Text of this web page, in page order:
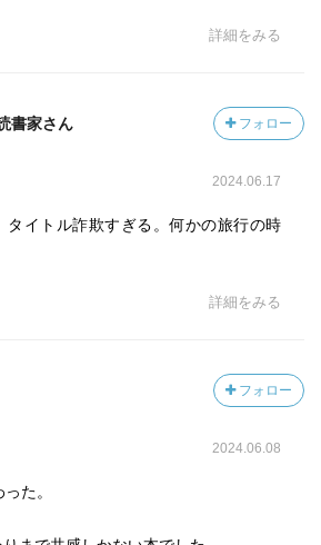
にも絵をかくひとがいるなんてこと、
くのなら、あたしにもわかるけど」
るんでしょ」とジーニアは言った。
わね」アメーリアは家の戸口の前に立
のモデルには、とくに倍もモデル料を
んとに驚いちゃうわ、世のなかには
かうようにつぶやいた。「なぜだと言
みたちのほうこそ、よく知ってるは
かい？」」
詳細をみる
書家さん フォロー
2024.06.17
タイトル詐欺すぎる。何かの旅行の時
詳細をみる
フォロー
2024.06.08
た。